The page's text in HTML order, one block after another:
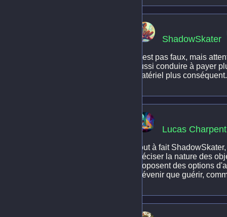
ShadowSkater
C'est pas faux, mais
aussi conduire à payer
matériel plus
Lucas
Tout à fait
préciser la nature des
proposent des options
prévenir que guérir,